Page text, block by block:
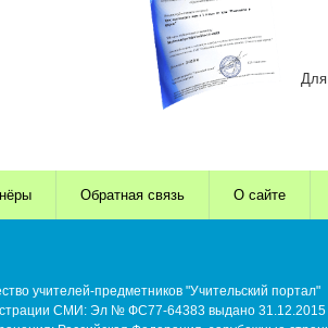
Для
Обратная связь О сайте
учителей-предметников "Учительский портал"
СМИ: Эл № ФС77-64383 выдано 31.12.2015